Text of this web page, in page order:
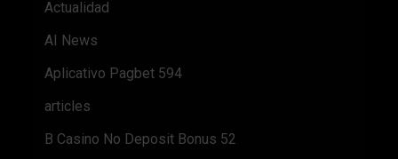
Actualidad
AI News
Aplicativo Pagbet 594
articles
B Casino No Deposit Bonus 52